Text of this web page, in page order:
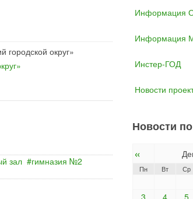
городской округ»
зал
гимназия №2
Информация
Информация
Инстер-ГОД
Новости
Новости
«
Пн Вт Ср
3
4 5